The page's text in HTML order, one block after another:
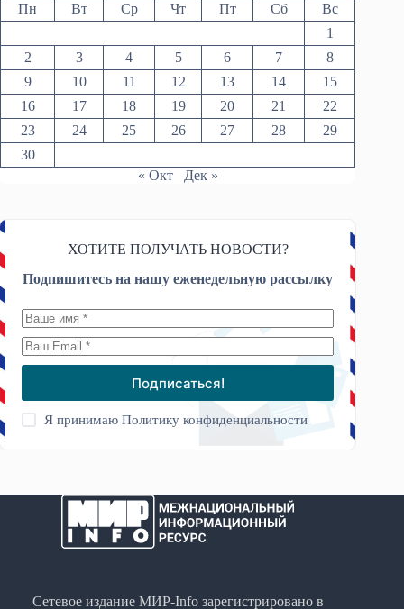
Пн Вт Ср Чт Пт Сб
Вс
1
2
3 4 5 6 7
8
9
10 11 12 13 14
15
16
17 18 19 20 21
22
23
24 25 26 27 28
29
30
« Окт
Дек »
ХОТИТЕ ПОЛУЧАТЬ НОВОСТИ?
Подпишитесь на нашу еженедельную рассылку
Подписаться!
Я принимаюПолитику конфиденциальности
Сетевое издание МИР-Info зарегистрировано в